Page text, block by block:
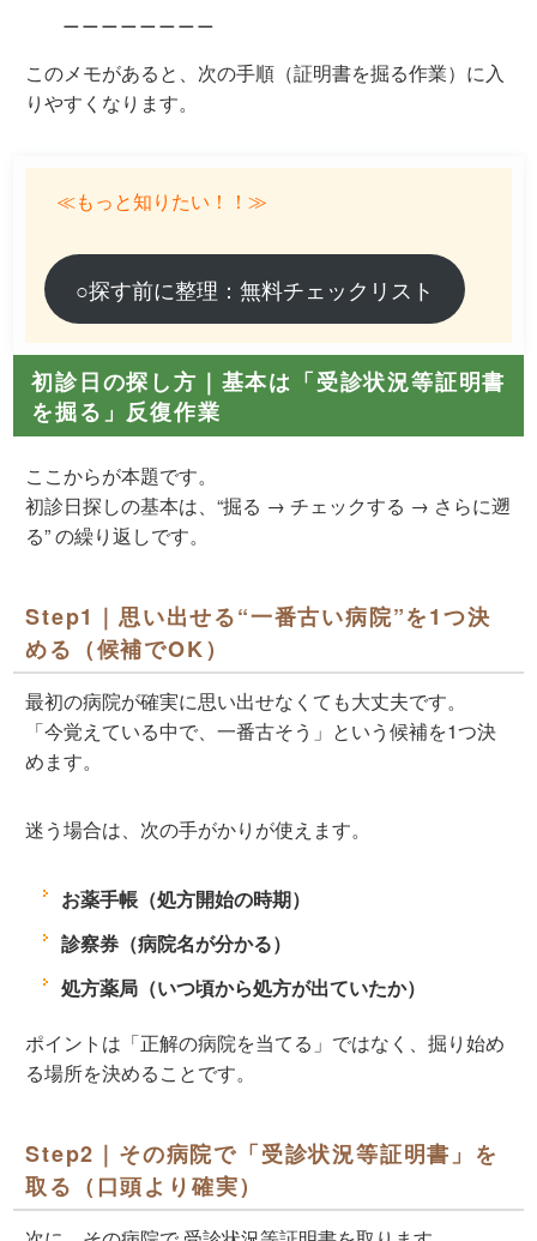
このメモがあると、次の手順（証明書を掘る作業）に入
りやすくなります。
≪もっと知りたい！！≫
○探す前に整理：無料チェックリスト
初診日の探し方｜基本は「受診状況等証明書
を掘る」反復作業
ここからが本題です。
初診日探しの基本は、“掘る → チェックする → さらに遡
る”の繰り返しです。
Step1｜思い出せる“一番古い病院”を1つ決
める（候補でOK）
最初の病院が確実に思い出せなくても大丈夫です。
「今覚えている中で、一番古そう」という候補を1つ決
めます。
迷う場合は、次の手がかりが使えます。
お薬手帳（処方開始の時期）
診察券（病院名が分かる）
処方薬局（いつ頃から処方が出ていたか）
ポイントは「正解の病院を当てる」ではなく、掘り始め
る場所を決めることです。
Step2｜その病院で「受診状況等証明書」を
取る（口頭より確実）